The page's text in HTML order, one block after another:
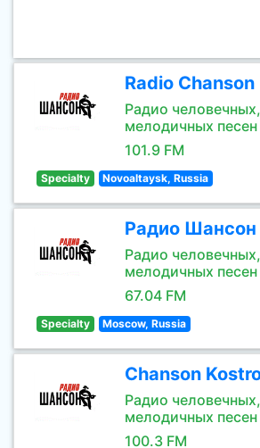
Radio Chanson
Радио
мелодичных
101.9 FM
Specialty Novoaltaysk, Russia
Радио Шансон
Радио
мелодичных
67.04 FM
Specialty Moscow, Russia
Chanson
Радио
мелодичных
100.3 FM